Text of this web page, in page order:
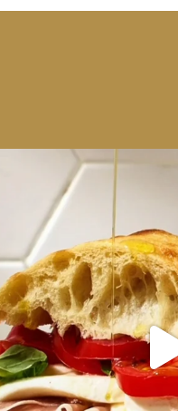
We can have Euro
14